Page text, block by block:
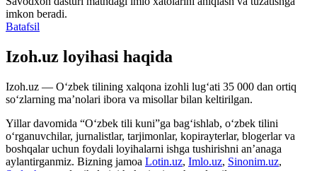
imkon beradi.
Batafsil
Izoh.uz loyihasi haqida
Izoh.uz — O‘zbek tilining xalqona izohli lug‘ati 35 000 dan ortiq
so‘zlarning ma’nolari ibora va misollar bilan keltirilgan.
Yillar davomida “O‘zbek tili kuni”ga bag‘ishlab, o‘zbek tilini
o‘rganuvchilar, jurnalistlar, tarjimonlar, kopirayterlar, blogerlar va
boshqalar uchun foydali loyihalarni ishga tushirishni an’anaga
aylantirganmiz. Bizning jamoa Lotin.uz, Imlo.uz, Sinonim.uz,